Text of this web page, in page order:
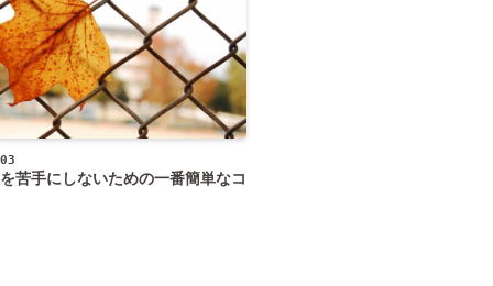
苦手にしないための一番簡単なコ